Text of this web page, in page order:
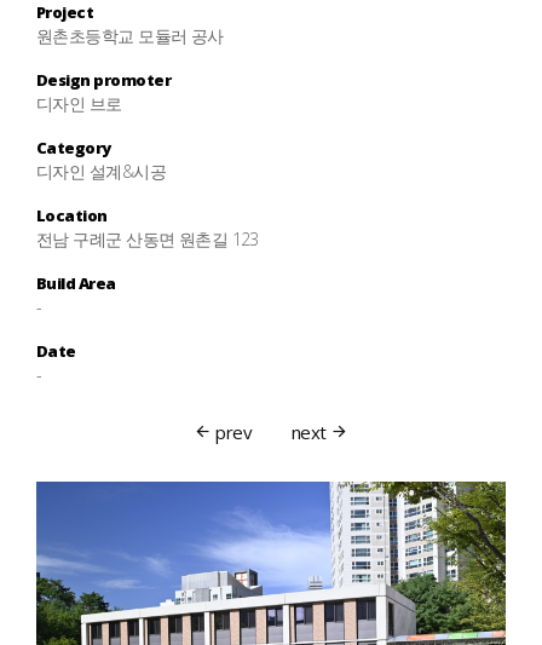
Project
원촌초등학교 모듈러 공사
Design promoter
디자인 브로
Category
디자인 설계&시공
Location
전남 구례군 산동면 원촌길 123
Build Area
-
Date
-
prev next